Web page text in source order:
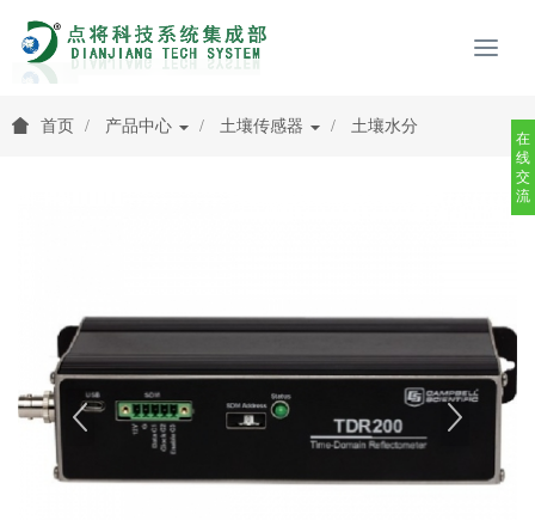
首页 产品中心 土壤传感器 土壤水分
在
线
交
流